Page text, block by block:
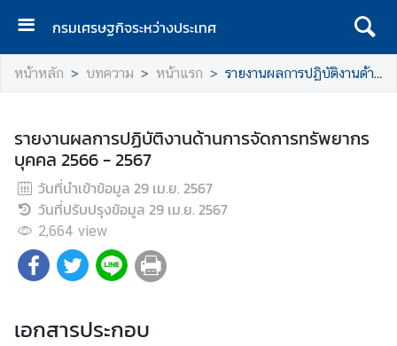
กรมเศรษฐกิจระหว่างประเทศ
ห
น้
ร
ก
ก
ร
ม
ษ
หน้าหลัก บทความ หน้าแรก รายงานผลการปฏิบัติงานด้านการจัดการทรัพยากรบุคคล 2566 - 2567
รายงานผลการปฏิบัติงานด้านการจัดการทรัพยากร
บุคคล 2566 - 2567
วันที่นำเข้าข้อมูล 29 เม.ย. 2567
วันที่ปรับปรุงข้อมูล 29 เม.ย. 2567
2,664 view
เอกสารประกอบ